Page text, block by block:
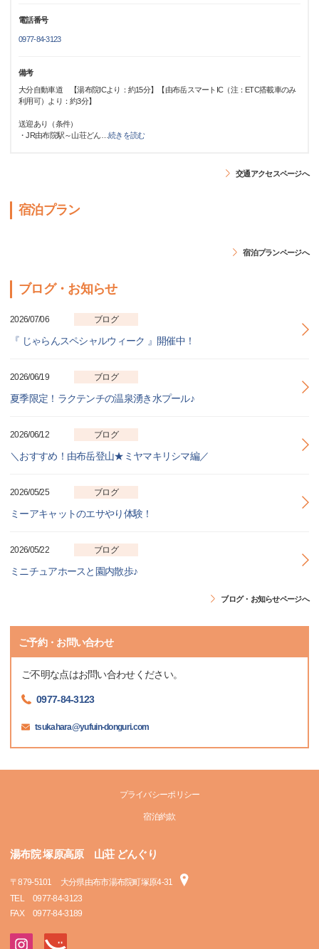
電話番号
0977-84-3123
備考
大分自動車道 【湯布院ICより：約15分】【由布岳スマートIC（注：ETC搭載車のみ
利用可）より：約3分】
送迎あり（条件）
・JR由布院駅～山荘どん
続きを読む
交通アクセスページへ
宿泊プラン
宿泊プランページへ
ブログ・お知らせ
2026/07/06 ブログ
『 じゃらんスペシャルウィーク 』開催中！
2026/06/19 ブログ
夏季限定！ラクテンチの温泉湧き水プール♪
2026/06/12 ブログ
＼おすすめ！由布岳登山★ミヤマキリシマ編／
2026/05/25 ブログ
ミーアキャットのエサやり体験！
2026/05/22 ブログ
ミニチュアホースと園内散歩♪
ブログ・お知らせページへ
ご予約・お問い合わせ
ご不明な点はお問い合わせください。
0977-84-3123
tsukahara@yufuin-donguri.com
プライバシーポリシー
宿泊約款
湯布院 塚原高原 山荘 どんぐり
〒879-5101
大分県由布市湯布院町塚原4-31
TEL
0977-84-3123
FAX
0977-84-3189